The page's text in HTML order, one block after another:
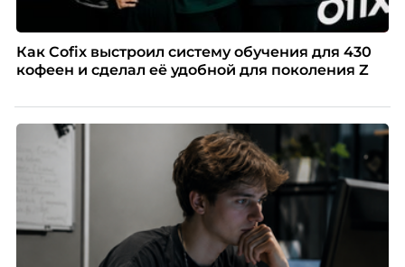
Как Cofix выстроил систему обучения для 430
кофеен и сделал её удобной для поколения Z